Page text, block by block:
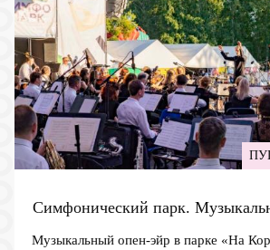
Симфонический парк.
Музыкальный опен-эйр в парке «На